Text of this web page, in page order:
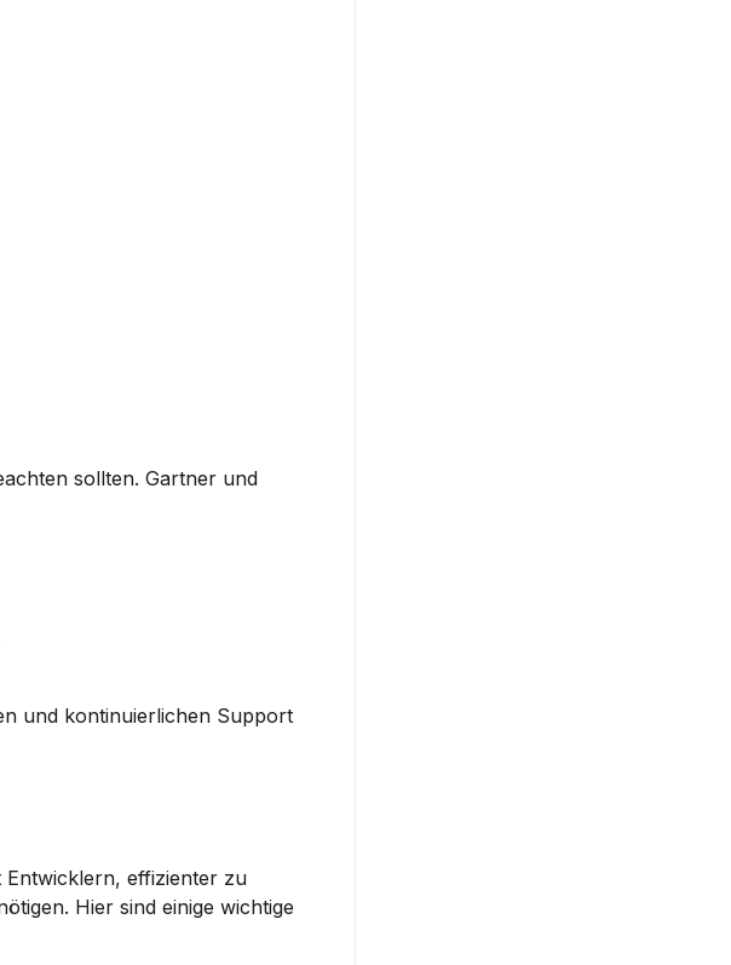
sollten. Gartner und
und kontinuierlichen Support
Entwicklern, effizienter zu
Hier sind einige wichtige